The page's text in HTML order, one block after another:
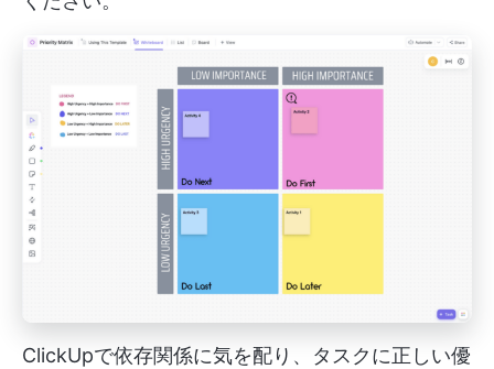
ClickUpで依存関係に気を配り、タスクに正しい優